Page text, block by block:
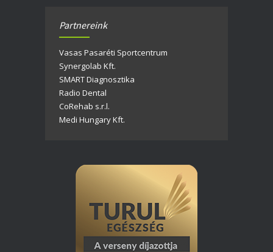
2023.04.04.
Partnereink
Vasas Pasaréti Sportcentrum
Synergolab Kft.
SMART Diagnosztika
Radio Dental
CoRehab s.r.l.
Medi Hungary Kft.